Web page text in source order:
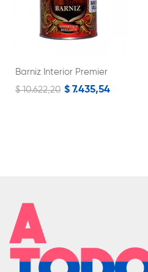
Barniz Interior Premier
$ 10.622,20 $ 7.435,54